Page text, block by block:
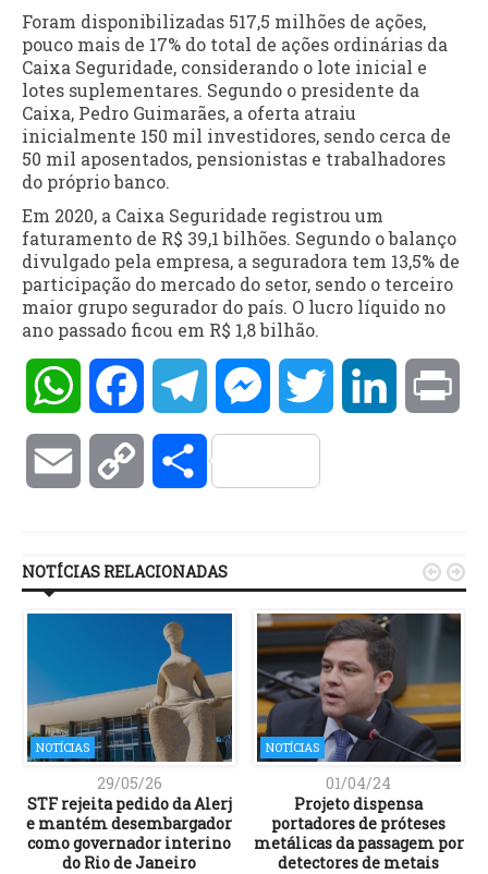
Foram disponibilizadas 517,5 milhões de ações,
pouco mais de 17% do total de ações ordinárias da
Caixa Seguridade, considerando o lote inicial e
lotes suplementares. Segundo o presidente da
Caixa, Pedro Guimarães, a oferta atraiu
inicialmente 150 mil investidores, sendo cerca de
50 mil aposentados, pensionistas e trabalhadores
do próprio banco.
Em 2020, a Caixa Seguridade registrou um
faturamento de R$ 39,1 bilhões. Segundo o balanço
divulgado pela empresa, a seguradora tem 13,5% de
participação do mercado do setor, sendo o terceiro
maior grupo segurador do país. O lucro líquido no
ano passado ficou em R$ 1,8 bilhão.
WhatsAppFacebookTelegramMessengerTwitter LinkedIn
Email Copy Compartilhar
NOTÍCIAS RELACIONADAS
NOTÍCIAS
29/05/26
STF rejeita pedido da Alerj
e mantém desembargador
como governador interino
do Rio de Janeiro
NOTÍCIAS
01/04/24
Projeto dispensa
portadores de próteses
metálicas da passagem por
detectores de metais
 